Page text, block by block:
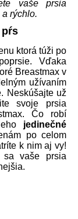
vaše prsia
rýchlo.
pŕs
ktorá túži po
Vďaka
Breastmax v
užívaním
Neskúšajte už
svoje prsia
Čo robí
jedinečné
po celom
k nim aj vy!
sa vaše prsia